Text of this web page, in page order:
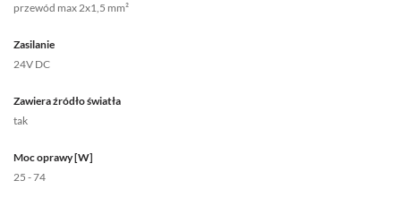
przewód max 2x1,5 mm²
Zasilanie
24V DC
Zawiera źródło światła
tak
Moc oprawy [W]
25 - 74